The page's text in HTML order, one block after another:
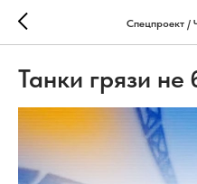
Спецпроект /
Танки грязи не